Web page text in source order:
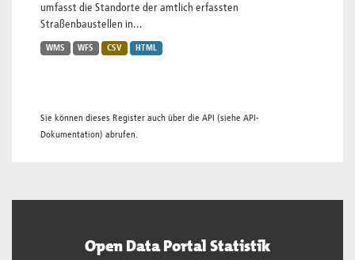
umfasst die Standorte der amtlich erfassten
Straßenbaustellen in...
WMS WFS CSV HTML
Sie können dieses Register auch über die API (siehe API-
Dokumentation) abrufen.
Open Data Portal Statistik